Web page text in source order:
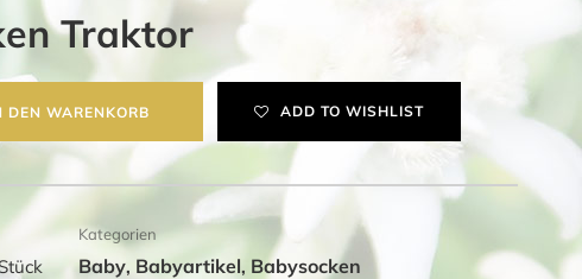
Traktor
DEN WARENKORB ADD TO WISHLIST
Kategorien
Baby, Babyartikel, Babysocken